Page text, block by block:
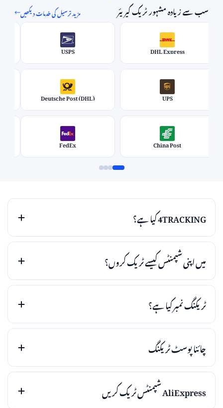
سب سے زیادہ مشہور ٹریک کیریئر مزید ترسیل کی خدمات دیکھیں
DHL Express
USPS
UPS
Deutsche Post (DHL)
China Post
FedEx
4TRACKING کیا ہے؟
میں اپنی شپمنٹس کیسے ٹریک کروں؟
ٹریکنگ نمبر کیا ہے؟
چائنا پوسٹ ٹریکنگ
AliExpress شپمنٹس ٹریک کریں